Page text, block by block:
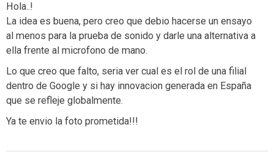
Hola..!
La idea es buena, pero creo que debio hacerse un ensayo
al menos para la prueba de sonido y darle una alternativa a
ella frente al microfono de mano.
Lo que creo que falto, seria ver cual es el rol de una filial
dentro de Google y si hay innovacion generada en España
que se refleje globalmente.
Ya te envio la foto prometida!!!